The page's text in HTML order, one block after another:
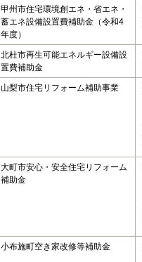
甲州市住宅環境創エネ・省エネ・
蓄エネ設備設置費補助金（令和4
年度）
北杜市再生可能エネルギー設備設
置費補助金
山梨市住宅リフォーム補助事業
大町市安心・安全住宅リフォーム
補助金
小布施町空き家改修等補助金